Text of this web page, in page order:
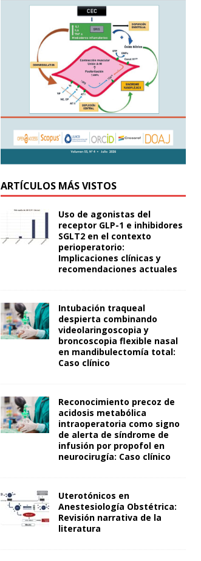
ARTÍCULOS MÁS VISTOS
Uso de agonistas del
receptor GLP-1 e inhibidores
SGLT2 en el contexto
perioperatorio:
Implicaciones clínicas y
recomendaciones actuales
Intubación traqueal
despierta combinando
videolaringoscopia y
broncoscopia flexible nasal
en mandibulectomía total:
Caso clínico
Reconocimiento precoz de
acidosis metabólica
intraoperatoria como signo
de alerta de síndrome de
infusión por propofol en
neurocirugía: Caso clínico
Uterotónicos en
Anestesiología Obstétrica:
Revisión narrativa de la
literatura